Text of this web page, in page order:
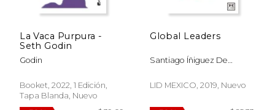
$ 156.93 $
La Vaca Purpura -
Seth Godin
Godin
Booket, 2022, 1 Edición,
Tapa Blanda, Nuevo
Global Leaders
Santiago Íñiguez De
LID MEXICO, 2019, Nuevo